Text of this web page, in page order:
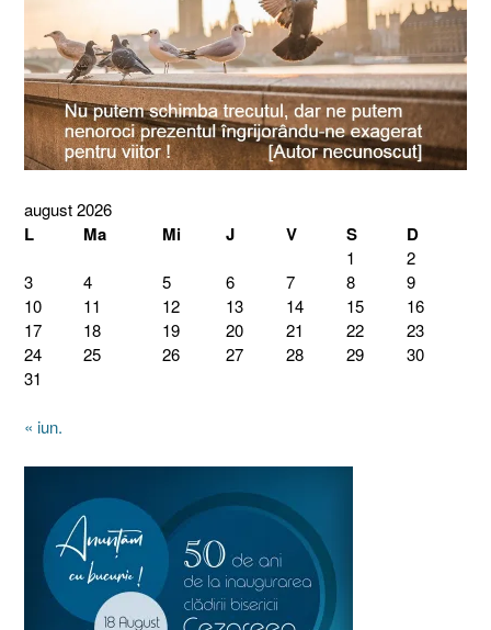
august 2026
L Ma Mi J V S D
1
2
3
4 5 6 7 8
9
10
11 12 13 14 15
16
17
18 19 20 21 22
23
24
25 26 27 28 29
30
31
« iun.